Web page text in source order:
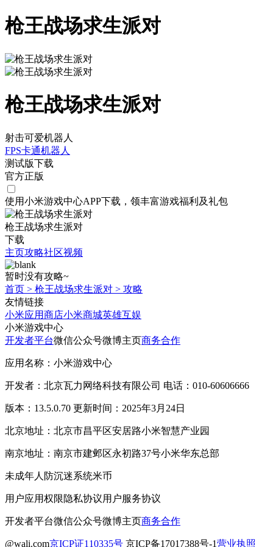
枪王战场求生派对
枪王战场求生派对
射击可爱机器人
FPS卡通机器人
测试版下载
官方正版
使用小米游戏中心APP下载 ，领丰富游戏福利 及礼包
枪王战场求生派对
下载
主页攻略社区视频
暂时没有攻略~
首页 > 枪王战场求生派对 > 攻略
友情链接
小米应用商店小米商城英雄互娱
小米游戏中心
开发者平台微信公众号微博主页商务合作
应用名称：小米游戏中心
开发者：北京瓦力网络科技有限公司 电话：010-60606666
版本：13.5.0.70 更新时间：2025年3月24日
北京地址：北京市昌平区安居路小米智慧产业园
南京地址：南京市建邺区永初路37号小米华东总部
未成年人防沉迷系统米币
用户应用权限隐私协议用户服务协议
开发者平台微信公众号微博主页商务合作
@wali.com京ICP证110335号 京ICP备17017388号-1营业执照